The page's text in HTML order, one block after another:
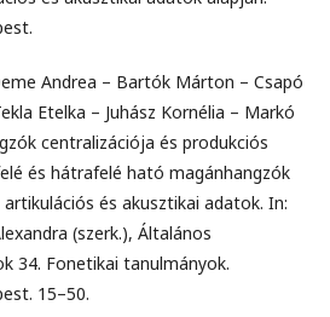
Andrea – Bartók Márton – Csapó
Etelka – Juhász Kornélia – Markó
centralizációja és produkciós
és hátrafelé ható magánhangzók
és akusztikai adatok. In:
(szerk.), Általános
34. Fonetikai tanulmányok.
15–50.